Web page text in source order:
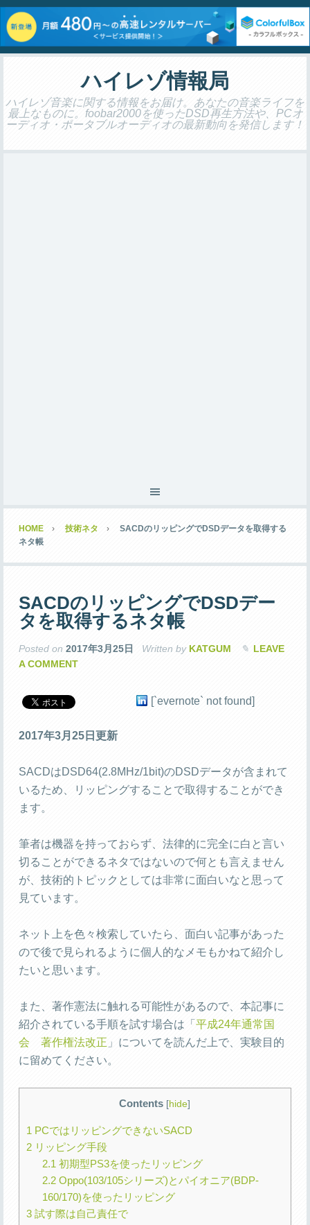
ハイレゾ情報局
ハイレゾ音楽に関する情報をお届け。あなたの音楽ライフを
最上なものに。foobar2000を使ったDSD再生方法や、PCオ
ーディオ・ポータブルオーディオの最新動向を発信します！
HOME 技術ネタ
SACDのリッピングでDSDデータを取得する
ネタ帳
SACDのリッピングでDSDデー
タを取得するネタ帳
Posted on 2017年3月25日 Written by KATGUM
LEAVE
A COMMENT
[`evernote` not found]
2017年3月25日更新
SACDはDSD64(2.8MHz/1bit)のDSDデータが含まれて
いるため、リッピングすることで取得することができ
ます。
筆者は機器を持っておらず、法律的に完全に白と言い
切ることができるネタではないので何とも言えません
が、技術的トピックとしては非常に面白いなと思って
見ています。
ネット上を色々検索していたら、面白い記事があった
ので後で見られるように個人的なメモもかねて紹介し
たいと思います。
また、著作憲法に触れる可能性があるので、本記事に
紹介されている手順を試す場合は「 平成24年通常国
会 著作権法改正 」についてを読んだ上で、実験目的
に留めてください。
Contents [hide]
1 PCではリッピングできないSACD
2リッピング手段
2.1 初期型PS3を使ったリッピング
2.2Oppo(103/105シリーズ)とパイオニア(BDP-
160/170)を使ったリッピング
3試す際は自己責任で